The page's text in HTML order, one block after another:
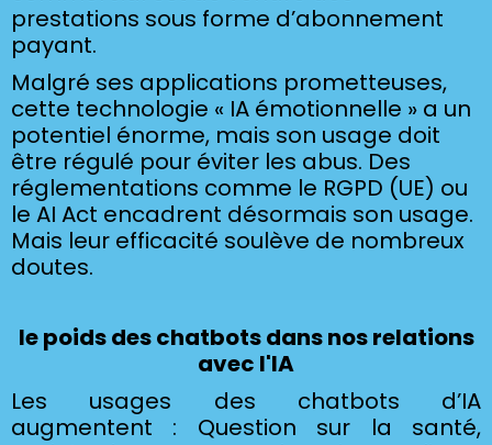
prestations sous forme d’abonnement
payant.
Malgré ses applications prometteuses,
cette technologie « IA émotionnelle » a un
potentiel énorme, mais son usage doit
être régulé pour éviter les abus. Des
réglementations comme le RGPD (UE) ou
le AI Act encadrent désormais son usage.
Mais leur efficacité soulève de nombreux
doutes.
le poids des chatbots dans nos relations
avec l'IA
Les usages des chatbots d’IA
augmentent : Question sur la santé,